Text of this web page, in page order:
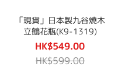
「現貨」日本製九谷燒木
立鶴花瓶(K9-1319)
HK$549.00
HK$599.00